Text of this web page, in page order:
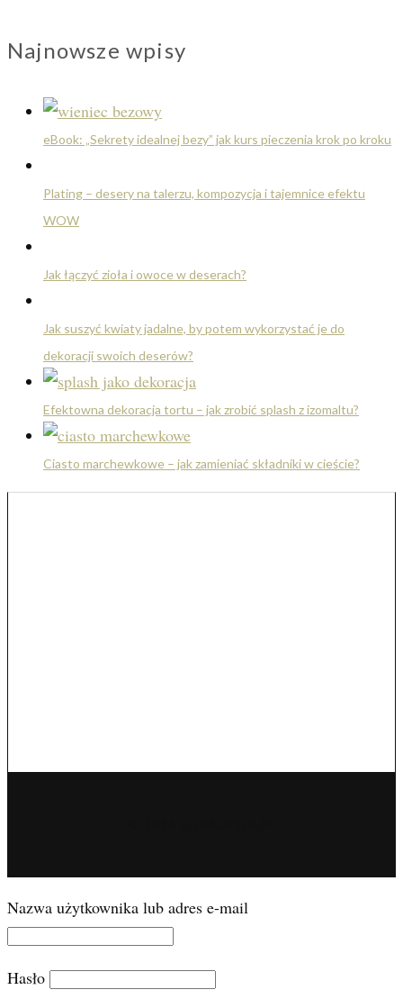
Najnowsze wpisy
eBook: „Sekrety idealnej bezy” jak kurs pieczenia krok po kroku
Plating – desery na talerzu, kompozycja i tajemnice efektu
WOW
Jak łączyć zioła i owoce w deserach?
Jak suszyć kwiaty jadalne, by potem wykorzystać je do
dekoracji swoich deserów?
Efektowna dekoracja tortu – jak zrobić splash z izomaltu?
Ciasto marchewkowe – jak zamieniać składniki w cieście?
Nazwa użytkownika lub adres e-mail
Hasło